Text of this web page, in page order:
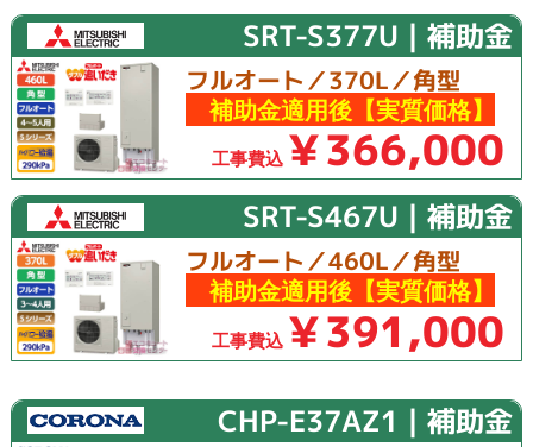
SRT-S377U｜補助金
フルオート／370L／角型
補助金適用後【実質価格】
工事費込 ￥366,000
SRT-S467U｜補助金
フルオート／460L／角型
補助金適用後【実質価格】
工事費込 ￥391,000
CHP-E37AZ1｜補助金